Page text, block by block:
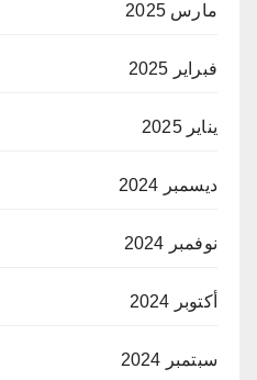
مارس 2025
فبراير 2025
يناير 2025
ديسمبر 2024
نوفمبر 2024
أكتوبر 2024
سبتمبر 2024